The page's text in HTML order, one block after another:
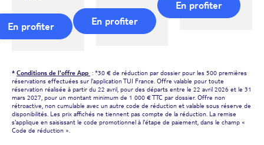
En profiter En profiter
En profiter
* Conditions de l'offre App : *30 € de réduction par dossier pour les 500 premières
réservations effectuées sur l'application TUI France. Offre valable pour toute
réservation réalisée à partir du 22 avril, pour des départs entre le 22 avril 2026 et le 31
mars 2027, pour un montant minimum de 1 000 € TTC par dossier. Offre non
rétroactive, non cumulable avec un autre code de réduction et valable sous réserve de
disponibilités. Les prix affichés ne tiennent pas compte de la réduction. La remise
s'applique en saisissant le code promotionnel à l'étape de paiement, dans le champ «
Code de réduction ».